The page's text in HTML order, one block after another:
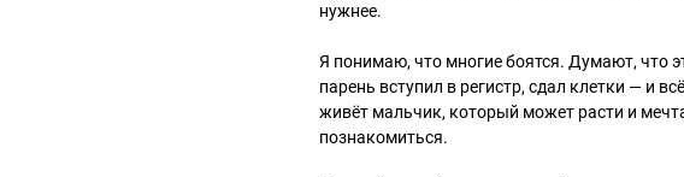
нужнее.
Я понимаю, что многие боятся. Думают, что
парень вступил в регистр, сдал клетки — и
живёт мальчик, который может расти и
познакомиться.